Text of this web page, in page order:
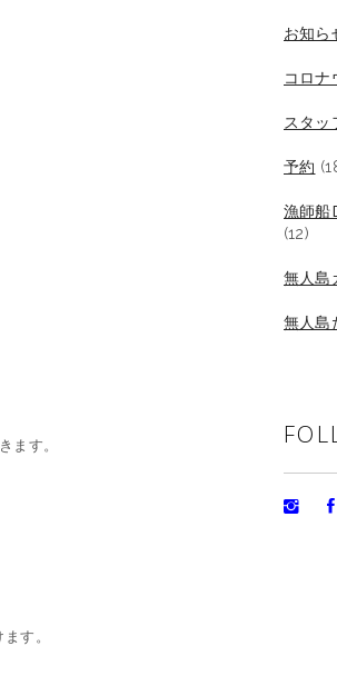
ます。
す。
お知ら
コロ
スタッ
予約
漁師船
(12)
無人島
無人島